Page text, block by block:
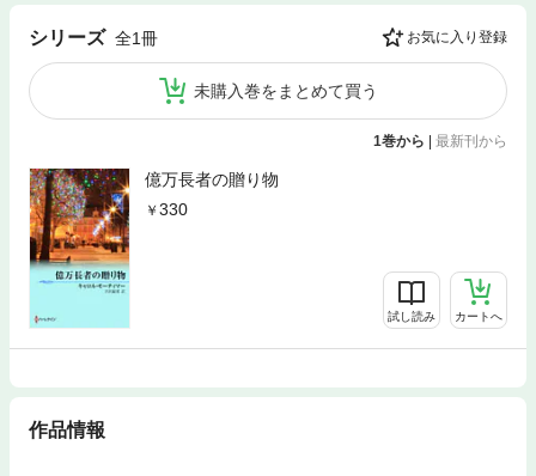
シリーズ 全1冊 お気に入り登録
未購入巻をまとめて買う
1巻から 最新刊から
億万長者の贈り物
330
試し読み カートへ
作品情報